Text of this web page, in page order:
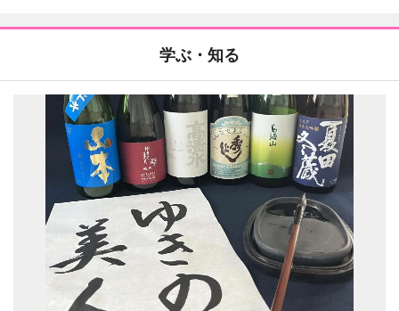
学ぶ・知る